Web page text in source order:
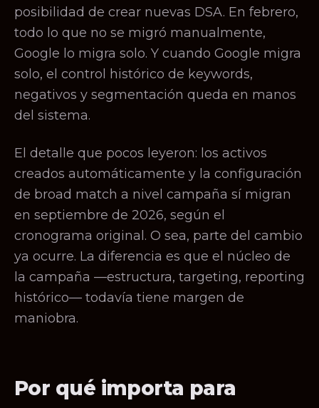
posibilidad de crear nuevas DSA. En febrero,
todo lo que no se migró manualmente,
Google lo migra solo. Y cuando Google migra
solo, el control histórico de keywords,
negativos y segmentación queda en manos
del sistema.
El detalle que pocos leyeron: los activos
creados automáticamente y la configuración
de broad match a nivel campaña sí migran
en septiembre de 2026, según el
cronograma original. O sea, parte del cambio
ya ocurre. La diferencia es que el núcleo de
la campaña —estructura, targeting, reporting
histórico— todavía tiene margen de
maniobra.
Por qué importa para